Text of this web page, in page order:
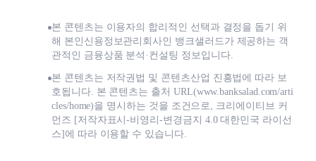
본 콘텐츠는 이용자의 합리적인 선택과 결정을 돕기 위
해 본인신용정보관리회사인 뱅크샐러드가 제공하는 객
관적인 금융상품 분석·컨설팅 정보입니다.
본 콘텐츠는 저작권법 및 콘텐츠산업 진흥법에 따라 보
호됩니다. 본 콘텐츠는 출처 URL(www.banksalad.com/arti
cles/home)을 명시하는 것을 조건으로, 크리에이티브 커
먼즈 [저작자표시-비영리-변경금지 4.0 대한민국 라이선
스]에 따라 이용할 수 있습니다.